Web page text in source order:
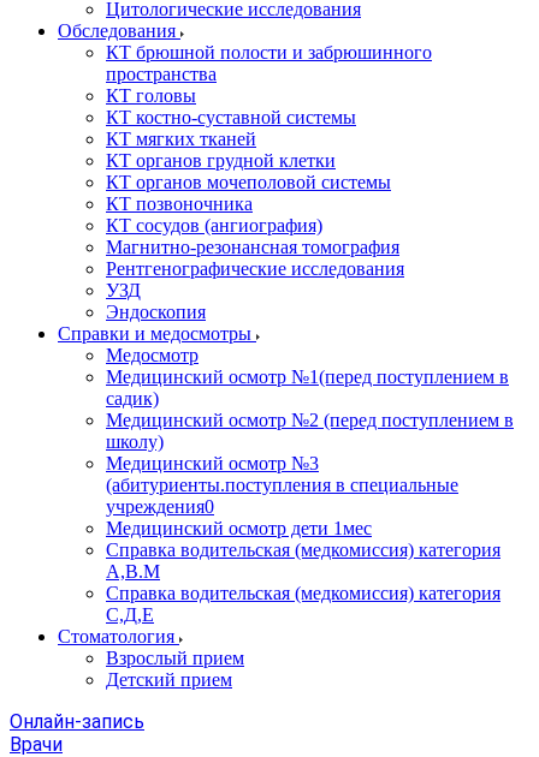
Цитологические исследования
Обследования
КТ брюшной полости и забрюшинного
пространства
КТ головы
КТ костно-суставной системы
КТ мягких тканей
КТ органов грудной клетки
КТ органов мочеполовой системы
КТ позвоночника
КТ сосудов (ангиография)
Магнитно-резонансная томография
Рентгенографические исследования
УЗД
Эндоскопия
Справки и медосмотры
Медосмотр
Медицинский осмотр №1(перед поступлением в
садик)
Медицинский осмотр №2 (перед поступлением в
школу)
Медицинский осмотр №3
(абитуриенты.поступления в специальные
учреждения0
Медицинский осмотр дети 1мес
Справка водительская (медкомиссия) категория
А,В.М
Справка водительская (медкомиссия) категория
С,Д,Е
Стоматология
Взрослый прием
Детский прием
Онлайн-запись
Врачи